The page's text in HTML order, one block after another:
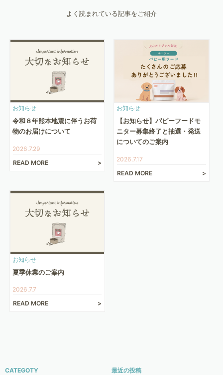
よく読まれている記事をご紹介
お知らせ
令和８年熊本地震に伴うお荷
物のお届けについて
2026.7.29
READ MORE
お知らせ
【お知らせ】パピーフードモ
ニター募集終了と抽選・発送
についてのご案内
2026.7.17
READ MORE
お知らせ
夏季休業のご案内
2026.7.7
READ MORE
CATEGOTY 最近の投稿